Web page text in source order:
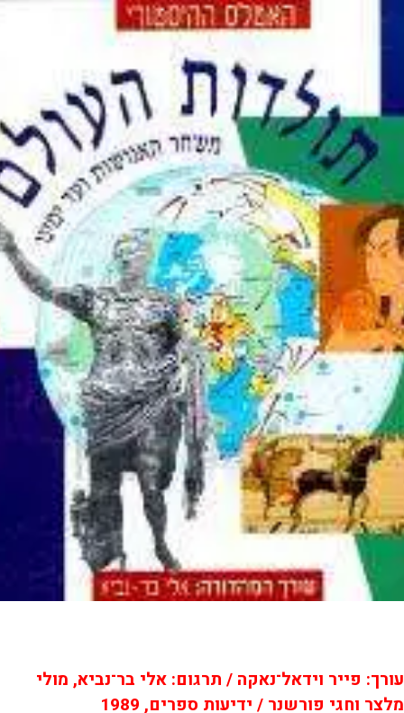
עורך: פייר וידאל־נאקה / תרגום: אלי בר־נביא, מולי
מלצר וחגי פורשנר / ידיעות ספרים, 1989